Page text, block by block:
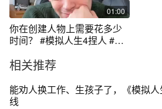
01:00
你在创建人物上需要花多少
时间？ #模拟人生4捏人 #游
相关推荐
能劝人换工作、生孩子了，《模拟
线